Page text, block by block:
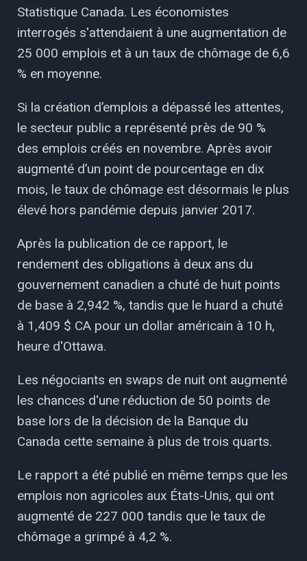
Statistique Canada. Les économistes
interrogés s'attendaient à une augmentation de
25 000 emplois et à un taux de chômage de 6,6
% en moyenne.
Si la création d’emplois a dépassé les attentes,
le secteur public a représenté près de 90 %
des emplois créés en novembre. Après avoir
augmenté d’un point de pourcentage en dix
mois, le taux de chômage est désormais le plus
élevé hors pandémie depuis janvier 2017.
Après la publication de ce rapport, le
rendement des obligations à deux ans du
gouvernement canadien a chuté de huit points
de base à 2,942 %, tandis que le huard a chuté
à 1,409 $ CA pour un dollar américain à 10 h,
heure d'Ottawa.
Les négociants en swaps de nuit ont augmenté
les chances d'une réduction de 50 points de
base lors de la décision de la Banque du
Canada cette semaine à plus de trois quarts.
Le rapport a été publié en même temps que les
emplois non agricoles aux États-Unis, qui ont
augmenté de 227 000 tandis que le taux de
chômage a grimpé à 4,2 %.